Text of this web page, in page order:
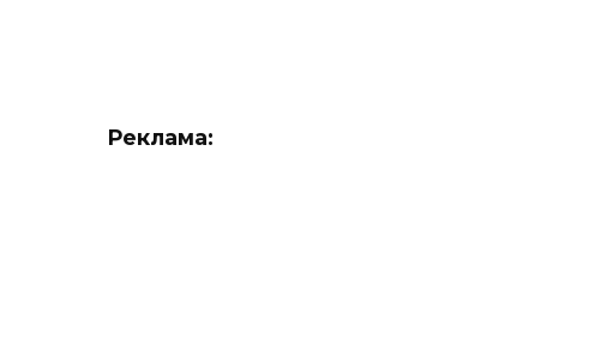
Реклама: